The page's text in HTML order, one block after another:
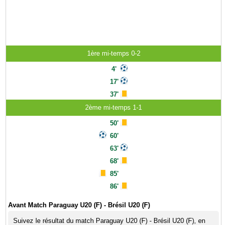
1ère mi-temps 0-2
4'
17'
37'
2ème mi-temps 1-1
50'
60'
63'
68'
85'
86'
Avant Match Paraguay U20 (F) - Brésil U20 (F)
Suivez le résultat du match Paraguay U20 (F) - Brésil U20 (F), en